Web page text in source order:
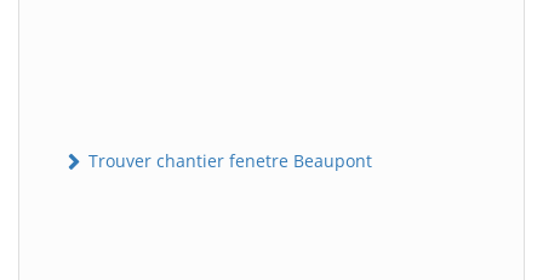
Trouver chantier fenetre Beaupont